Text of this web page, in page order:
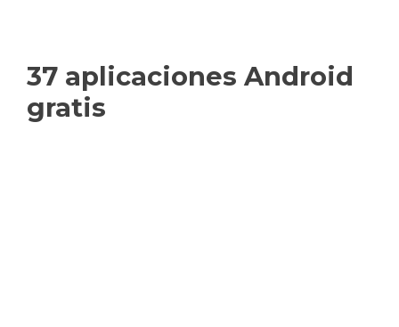
37 aplicaciones Android
gratis